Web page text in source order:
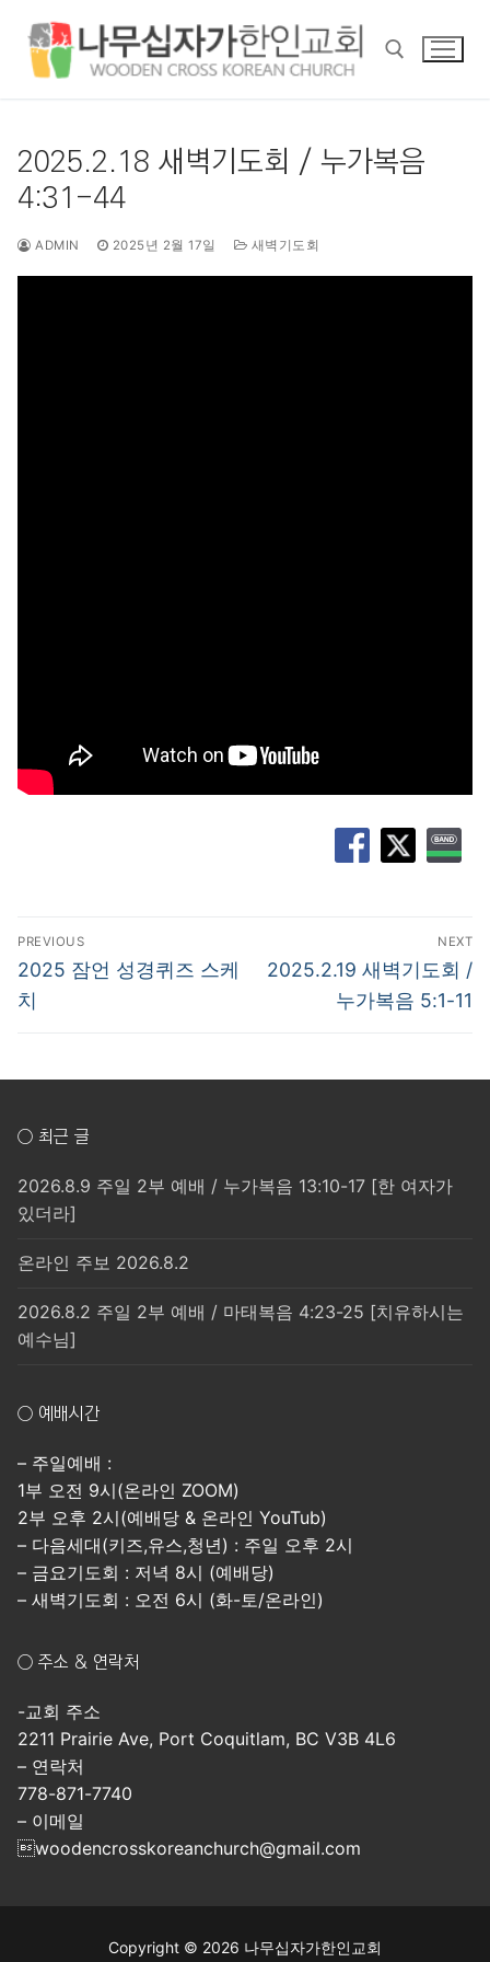
2025.2.18 새벽기도회 / 누가복음
4:31-44
ADMIN 2025년 2월 17일 새벽기도회
글
탐
색
PREVIOUS
Previous
post:
2025 잠언 성경퀴즈 스케
치
NEXT
Next
2025.2.19 새벽기도회 /
누가복음 5:1-11
○ 최근 글
2026.8.9 주일 2부 예배 / 누가복음 13:10-17 [한 여자가
있더라]
온라인 주보 2026.8.2
2026.8.2 주일 2부 예배 / 마태복음 4:23-25 [치유하시는
예수님]
○ 예배시간
– 주일예배 :
1부 오전 9시(온라인 ZOOM)
2부 오후 2시(예배당 & 온라인 YouTub)
– 다음세대(키즈,유스,청년) : 주일 오후 2시
– 금요기도회 : 저녁 8시 (예배당)
– 새벽기도회 : 오전 6시 (화-토/온라인)
○ 주소 & 연락처
-교회 주소
2211 Prairie Ave, Port Coquitlam, BC V3B 4L6
– 연락처
778-871-7740
– 이메일
woodencrosskoreanchurch@gmail.com
Copyright © 2026 나무십자가한인교회